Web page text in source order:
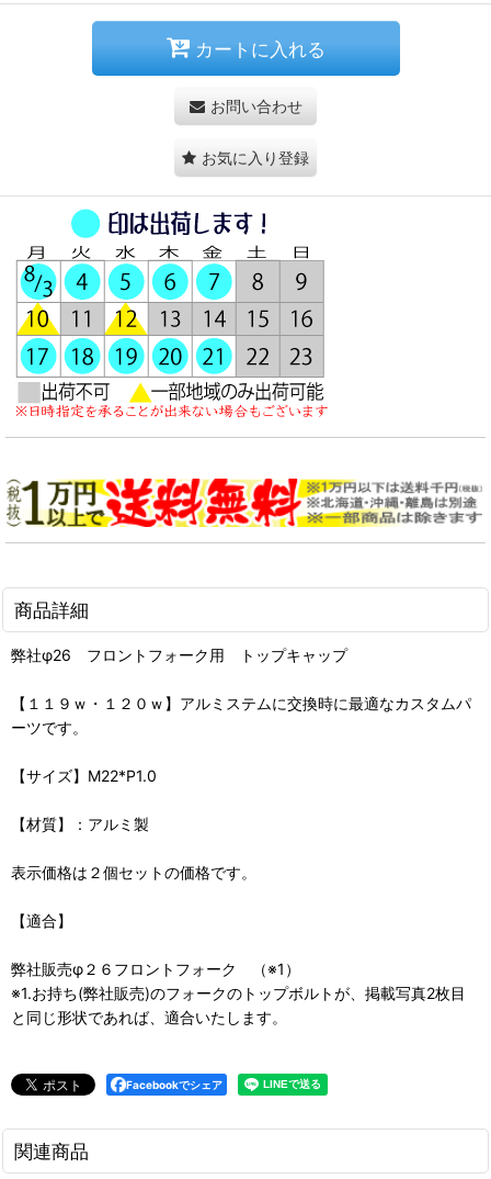
カートに入れる
お問い合わせ
お気に入り登録
商品詳細
弊社φ26 フロントフォーク用 トップキャップ
【１１９ｗ・１２０ｗ】アルミステムに交換時に最適なカスタムパ
ーツです。
【サイズ】M22*P1.0
【材質】：アルミ製
表示価格は２個セットの価格です。
【適合】
弊社販売φ２６フロントフォーク （※1）
※1.お持ち(弊社販売)のフォークのトップボルトが、掲載写真2枚目
と同じ形状であれば、適合いたします。
Facebookでシェア
関連商品